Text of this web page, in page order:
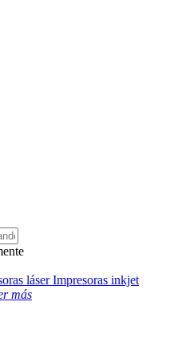
láserImpresoras inkjet
más